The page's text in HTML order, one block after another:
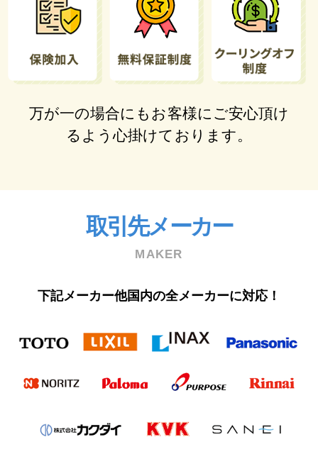
万が⼀の場合にもお客様にご安⼼頂け
るよう⼼掛けております。
取引先メーカー
MAKER
下記メーカー他国内の全メーカーに対応！